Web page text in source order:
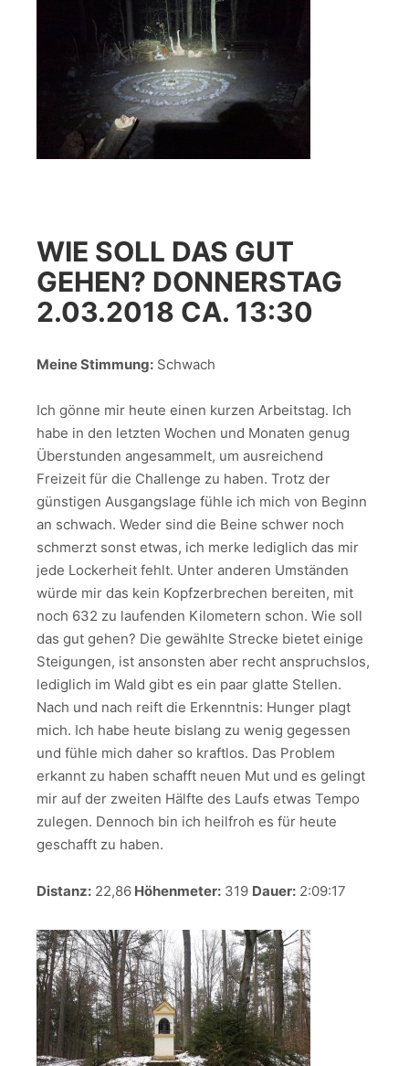
WIE SOLL DAS GUT
GEHEN? DONNERSTAG
2.03.2018 CA. 13:30
Meine Stimmung: Schwach
Ich gönne mir heute einen kurzen Arbeitstag. Ich
habe in den letzten Wochen und Monaten genug
Überstunden angesammelt, um ausreichend
Freizeit für die Challenge zu haben. Trotz der
günstigen Ausgangslage fühle ich mich von Beginn
an schwach. Weder sind die Beine schwer noch
schmerzt sonst etwas, ich merke lediglich das mir
jede Lockerheit fehlt. Unter anderen Umständen
würde mir das kein Kopfzerbrechen bereiten, mit
noch 632 zu laufenden Kilometern schon. Wie soll
das gut gehen? Die gewählte Strecke bietet einige
Steigungen, ist ansonsten aber recht anspruchslos,
lediglich im Wald gibt es ein paar glatte Stellen.
Nach und nach reift die Erkenntnis: Hunger plagt
mich. Ich habe heute bislang zu wenig gegessen
und fühle mich daher so kraftlos. Das Problem
erkannt zu haben schafft neuen Mut und es gelingt
mir auf der zweiten Hälfte des Laufs etwas Tempo
zulegen. Dennoch bin ich heilfroh es für heute
geschafft zu haben.
Distanz: 22,86 Höhenmeter: 319 Dauer: 2:09:17